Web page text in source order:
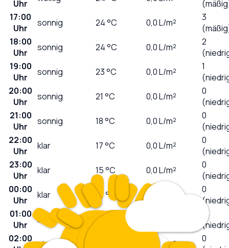
Uhr
17:00
Uhr
sonnig 24°C 0,0L/m²
3
18:00
Uhr
sonnig 24°C 0,0L/m²
2
19:00
Uhr
sonnig 23°C 0,0L/m²
1
20:00
Uhr
sonnig 21 °C 0,0L/m²
0
21:00
Uhr
sonnig 18°C 0,0L/m²
0
22:00
Uhr
klar 17°C 0,0L/m²
0
23:00
Uhr
klar 15°C 0,0L/m²
0
00:00
Uhr
klar 14°C 0,0
0
01:00
Uhr
stark bewölkt 14
02:00 stark bewölkt L/m²
0